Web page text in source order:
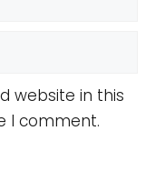
website in this
I comment.